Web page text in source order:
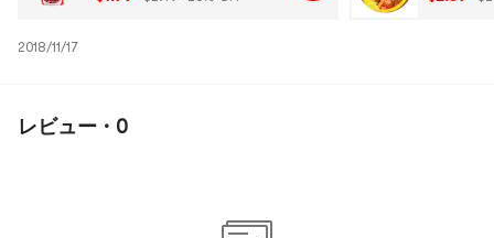
2018/11/17
レビュー · 0